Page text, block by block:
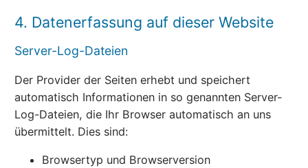
4. Datenerfassung auf dieser Website
Server-Log-Dateien
Der Provider der Seiten erhebt und speichert
automatisch Informationen in so genannten Server-
Log-Dateien, die Ihr Browser automatisch an uns
übermittelt. Dies sind:
Browsertyp und Browserversion